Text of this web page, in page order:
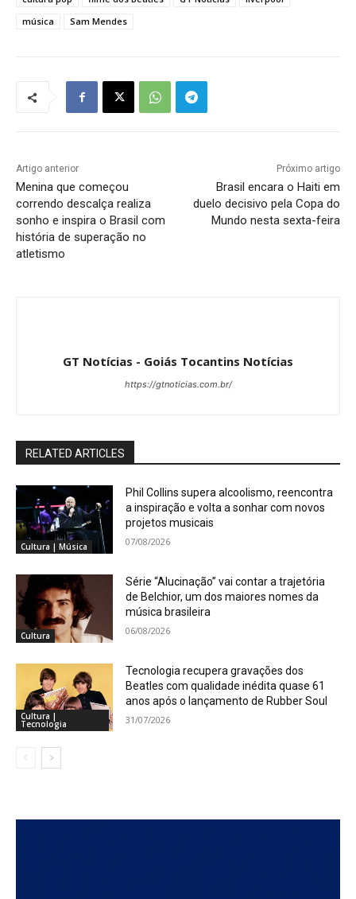
música
Sam Mendes
Artigo anterior
Menina que começou
correndo descalça realiza
sonho e inspira o Brasil com
história de superação no
atletismo
Próximo artigo
Brasil encara o Haiti em
duelo decisivo pela Copa do
Mundo nesta sexta-feira
GT Notícias - Goiás Tocantins Notícias
https://gtnoticias.com.br/
RELATED ARTICLES
Cultura | Música
Phil Collins supera alcoolismo, reencontra
a inspiração e volta a sonhar com novos
projetos musicais
07/08/2026
Cultura
Série “Alucinação” vai contar a trajetória
de Belchior, um dos maiores nomes da
música brasileira
06/08/2026
Cultura |
Tecnologia
Tecnologia recupera gravações dos
Beatles com qualidade inédita quase 61
anos após o lançamento de Rubber Soul
31/07/2026